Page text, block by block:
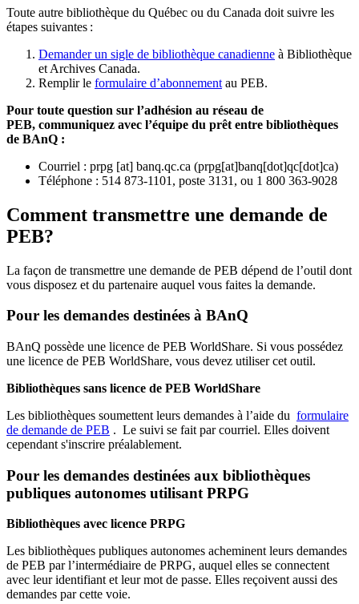
Toute autre bibliothèque du Québec ou du Canada doit suivre les
étapes suivantes :
Demander un sigle de bibliothèque canadienne à Bibliothèque
et Archives Canada.
Remplir le formulaire d’abonnement au PEB.
Pour toute question sur l’adhésion au réseau de
PEB, communiquez avec l’équipe du prêt entre bibliothèques
de BAnQ :
Courriel : prpg [at] banq.qc.ca (prpg[at]banq[dot]qc[dot]ca)
Téléphone : 514 873-1101, poste 3131, ou 1 800 363-9028
Comment transmettre une demande de
PEB?
La façon de transmettre une demande de PEB dépend de l’outil dont
vous disposez et du partenaire auquel vous faites la demande.
Pour les demandes destinées à BAnQ
BAnQ possède une licence de PEB WorldShare. Si vous possédez
une licence de PEB WorldShare, vous devez utiliser cet outil.
Bibliothèques sans licence de PEB WorldShare
Les bibliothèques soumettent leurs demandes à l’aide du formulaire
de demande de PEB . Le suivi se fait par courriel. Elles doivent
cependant s'inscrire préalablement.
Pour les demandes destinées aux bibliothèques
publiques autonomes utilisant PRPG
Bibliothèques avec licence PRPG
Les bibliothèques publiques autonomes acheminent leurs demandes
de PEB par l’intermédiaire de PRPG, auquel elles se connectent
avec leur identifiant et leur mot de passe. Elles reçoivent aussi des
demandes par cette voie.